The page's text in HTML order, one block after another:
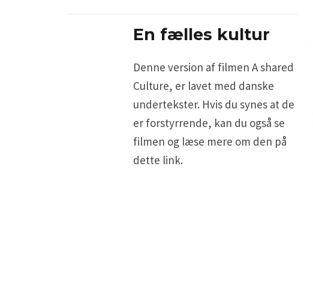
En fælles kultur
Denne version af filmen A shared
Culture, er lavet med danske
undertekster. Hvis du synes at de
er forstyrrende, kan du også se
filmen og læse mere om den på
dette link.